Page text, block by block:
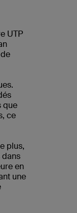
UTP
que
ce
plus,
dans
en
une